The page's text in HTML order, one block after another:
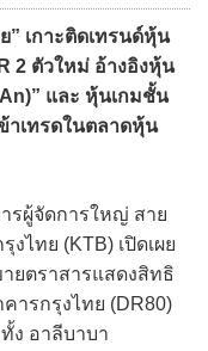
” เกาะติดเทรนด์หุ้น
2 ตัวใหม่ อ้างอิงหุ้น
และ หุ้นเกมชั้น
าเทรดในตลาดหุ้น
รผู้จัดการใหญ่ สาย
ไทย (KTB) เปิดเผย
ยตราสารแสดงสิทธิ
ารกรุงไทย (DR80)
ง อาลีบาบา